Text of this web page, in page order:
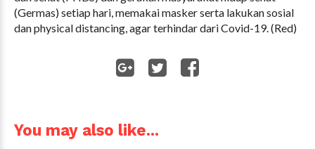
(Germas) setiap hari, memakai masker serta lakukan sosial
dan physical distancing, agar terhindar dari Covid-19. (Red)
You may also like...